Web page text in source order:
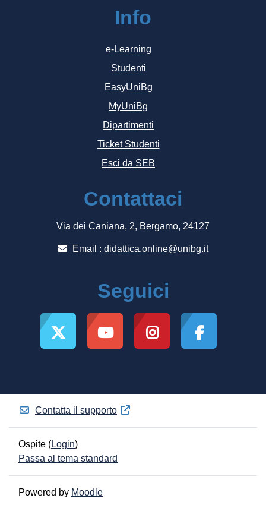
Info
e-Learning
Studenti
EasyUniBg
MyUniBg
Dipartimenti
Ticket Studenti
Esci da SEB
Contattaci
Via dei Caniana, 2, Bergamo, 24127
Email : didattica.online@unibg.it
Seguici
Contatta il supporto
Ospite (Login)
Passa al tema standard
Powered by Moodle